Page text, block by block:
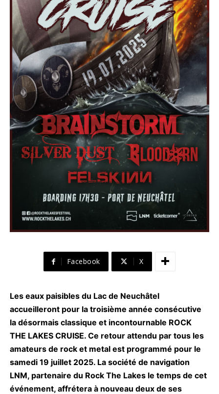
Facebook X
Les eaux paisibles du Lac de Neuchâtel
accueilleront pour la troisième année consécutive
la désormais classique et incontournable ROCK
THE LAKES CRUISE. Ce retour attendu par tous les
amateurs de rock et metal est programmé pour le
samedi 19 juillet 2025. La société de navigation
LNM, partenaire du Rock The Lakes le temps de cet
événement, affrétera à nouveau deux de ses